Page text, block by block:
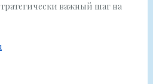
важный шаг на